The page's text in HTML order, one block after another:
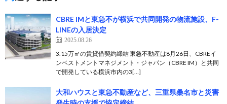
CBRE IMと東急不が横浜で共同開発の物流施設、F-
LINEの入居決定
2025.08.26
3.15万㎡の賃貸借契約締結 東急不動産は8月26日、CBREイ
ンベストメントマネジメント・ジャパン（CBRE IM）と共同
で開発している横浜市内の3[…]
大和ハウスと東急不動産など、三重県桑名市と災害